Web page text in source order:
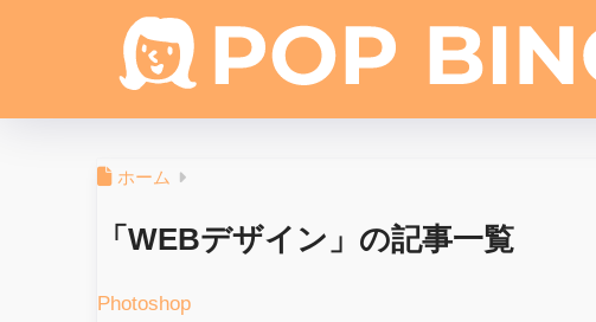
ホーム
「WEBデザイン」の記事一覧
Photoshop